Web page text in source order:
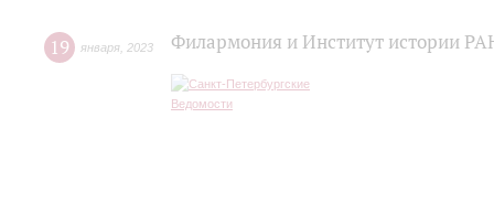
19 января 2023 Филармония и Институт истории